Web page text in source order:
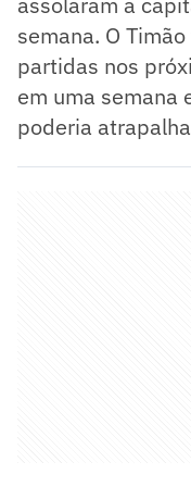
semana. O
partidas nos
em uma semana
poderia